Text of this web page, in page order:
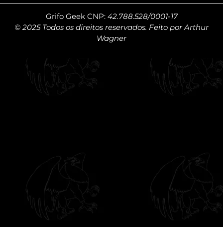
Grifo Geek CNP: 42.788.528/0001-17
© 2025 Todos os direitos reservados. Feito por Arthur
Wagner